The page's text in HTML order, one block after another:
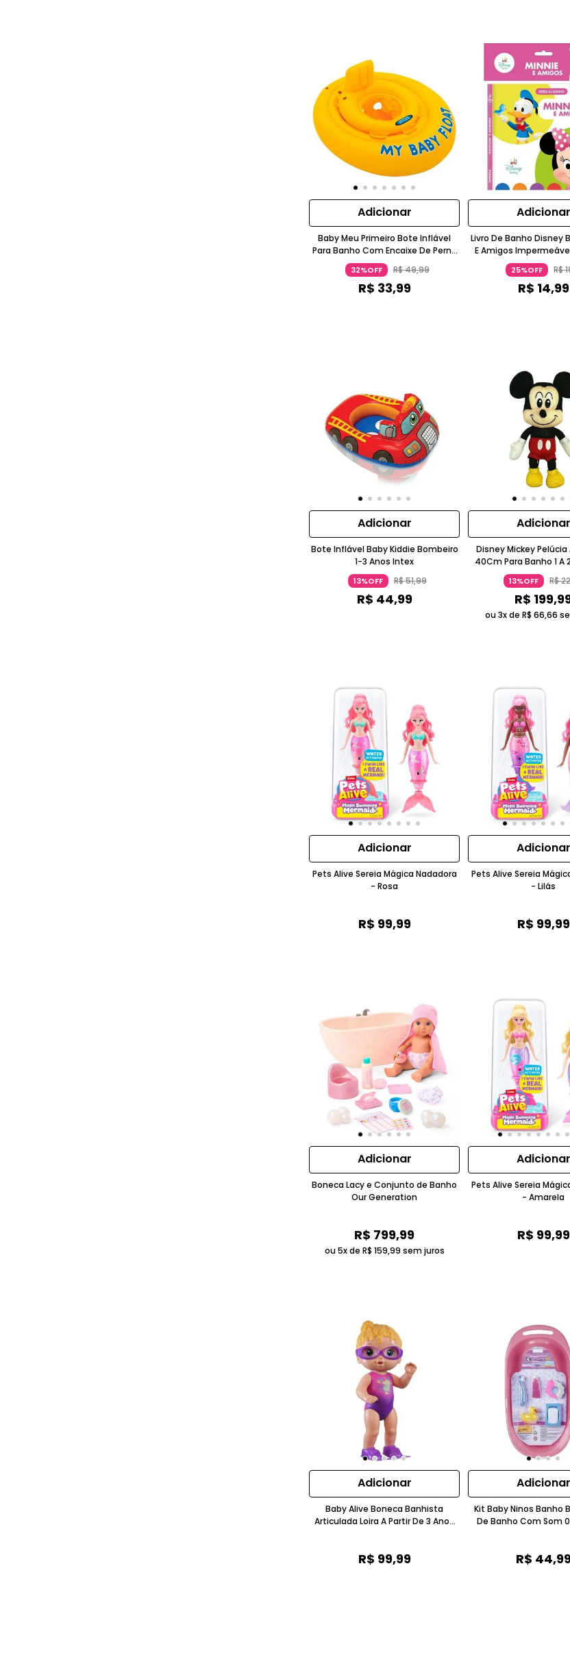
Adicionar
Baby Meu Primeiro Bote Inflável
Para Banho Com Encaixe De Perna
6-12 Meses INTEX
32%OFF R$49,99
R$ 33,99
Adicionar
Livro De Banho Disney
E Amigos
Ciranda
25%OFF R$
R$ 14,99
Adicionar
Bote Inflável Baby Kiddie Bombeiro
1-3 Anos Intex
13%OFF R$51,99
R$ 44,99
Adicionar
Disney Mickey Pelúcia
40Cm Para Banho 1 A
Divirta Se
13%OFF R$
R$ 199,
ou 3x deR$ 66,66
Adicionar
Pets Alive Sereia Mágica Nadadora
- Rosa
R$ 99,99
Adicionar
Pets Alive Sereia
- Lilás
R$ 99,99
Adicionar
Boneca Lacy e Conjunto de Banho
Our Generation
R$ 799,99
ou 5x de R$ 159,99 sem juros
Adicionar
Pets Alive Sereia
- Amarela
R$ 99,99
Adicionar
Baby Alive Boneca Banhista
Articulada Loira A Partir De 3 Anos
R$ 99,99
Adicionar
Kit Baby Ninos Banho
De Banho Com Som
R$ 44,